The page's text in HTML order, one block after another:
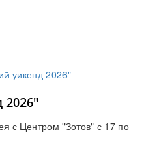
2026"
с Центром "Зотов" с 17 по